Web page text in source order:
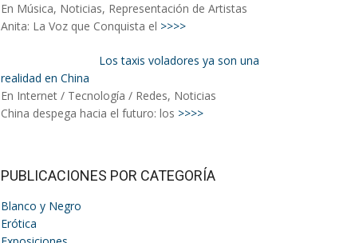
En Música, Noticias, Representación de Artistas
Anita: La Voz que Conquista el >>>>
Los taxis voladores ya son una
realidad en China
En Internet / Tecnología / Redes, Noticias
China despega hacia el futuro: los >>>>
PUBLICACIONES POR CATEGORÍA
Blanco y Negro
Erótica